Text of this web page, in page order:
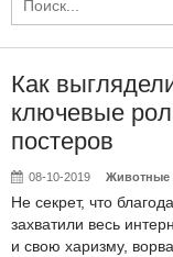
Как
ключевые
постеров
08-10-2019 Животные
Не секрет, что
захватили весь
и свою харизму,